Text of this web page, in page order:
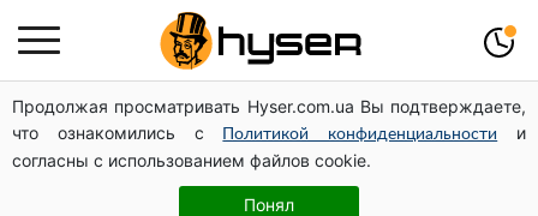
Продолжая просматривать Hyser.com.ua Вы подтверждаете,
что ознакомились с
Политикой конфиденциальности
и
согласны с использованием файлов cookie.
Понял
Елена Тополя слив видео – это далеко не все:
фронтмен "Антитела" Тарас Тополя стал следующим
Полностью голая Анна Тринчер блеснула
"прелестями": таких размеров вы еще не видели